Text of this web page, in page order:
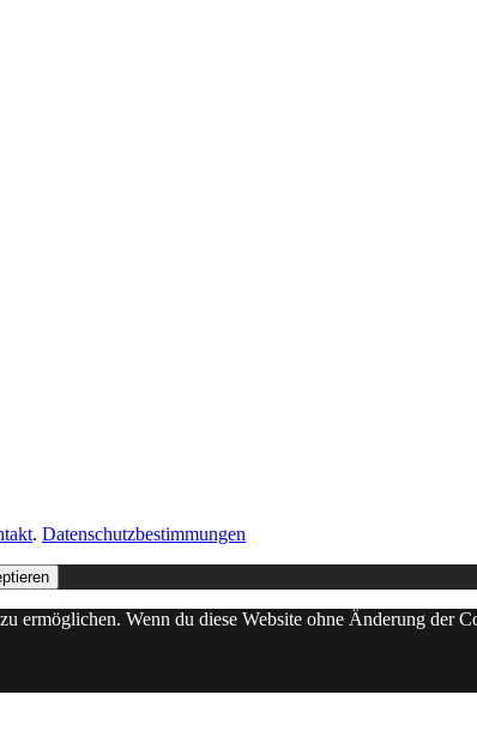
. Datenschutzbestimmungen
ermöglichen. Wenn du diese Website ohne Änderung der